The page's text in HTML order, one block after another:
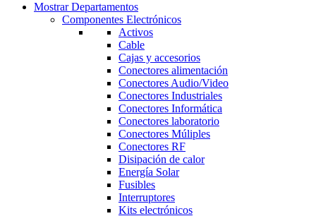
Mostrar Departamentos
Componentes Electrónicos
Activos
Cable
Cajas y accesorios
Conectores alimentación
Conectores Audio/Video
Conectores Industriales
Conectores Informática
Conectores laboratorio
Conectores Múliples
Conectores RF
Disipación de calor
Energía Solar
Fusibles
Interruptores
Kits electrónicos